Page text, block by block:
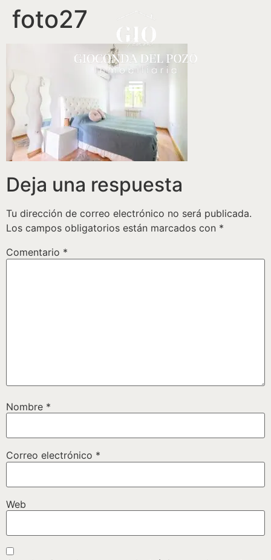
foto27
Deja una respuesta
Tu dirección de correo electrónico no será publicada.
Los campos obligatorios están marcados con *
Comentario *
Nombre *
Correo electrónico *
Web